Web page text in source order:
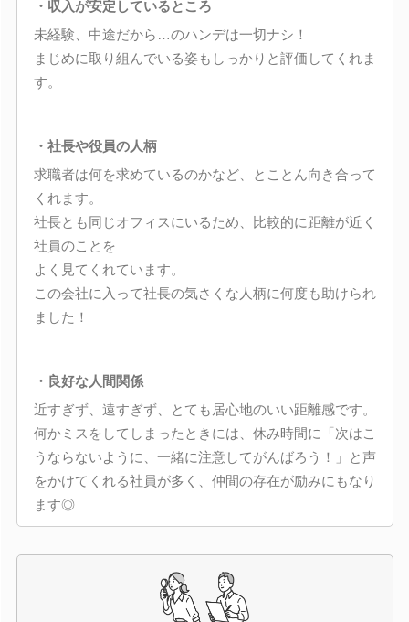
・収入が安定しているところ
未経験、中途だから…のハンデは一切ナシ！
まじめに取り組んでいる姿もしっかりと評価してくれま
す。
・社長や役員の人柄
求職者は何を求めているのかなど、とことん向き合って
くれます。
社長とも同じオフィスにいるため、比較的に距離が近く
社員のことを
よく見てくれています。
この会社に入って社長の気さくな人柄に何度も助けられ
ました！
・良好な人間関係
近すぎず、遠すぎず、とても居心地のいい距離感です。
何かミスをしてしまったときには、休み時間に「次はこ
うならないように、一緒に注意してがんばろう！」と声
をかけてくれる社員が多く、仲間の存在が励みにもなり
ます◎